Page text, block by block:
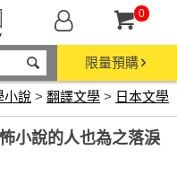
0
限量預購
小說 > 翻譯文學 > 日本文學
小說的人也為之落淚